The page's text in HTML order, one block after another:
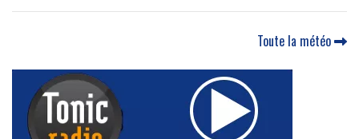
Toute la météo